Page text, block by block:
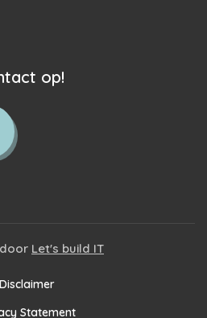
op!
Let's build IT
Disclaimer
Statement